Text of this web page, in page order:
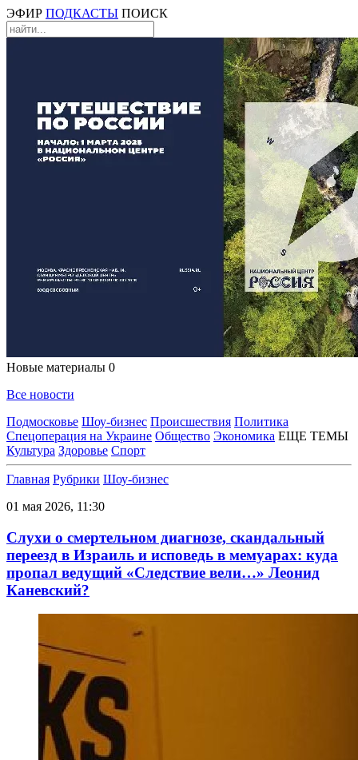
ЭФИР ПОДКАСТЫ ПОИСК
Новые материалы 0
Все новости
Подмосковье Шоу-бизнес Происшествия Политика
Спецоперация на Украине Общество Экономика ЕЩЕ ТЕМЫ
Культура Здоровье Спорт
Главная Рубрики Шоу-бизнес
01 мая 2026, 11:30
Слухи о смертельном диагнозе, скандальный
переезд в Израиль и исповедь в мемуарах: куда
пропал ведущий «Следствие вели…» Леонид
Каневский?